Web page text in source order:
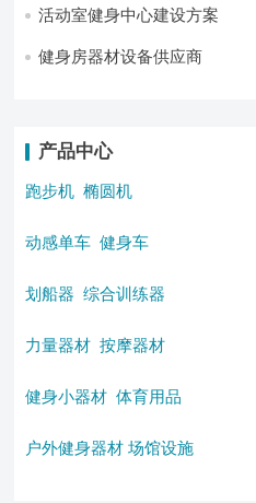
活动室健身中心建设方案
健身房器材设备供应商
产品中心
跑步机 椭圆机
动感单车 健身车
划船器 综合训练器
力量器材 按摩器材
健身小器材 体育用品
户外健身器材 场馆设施